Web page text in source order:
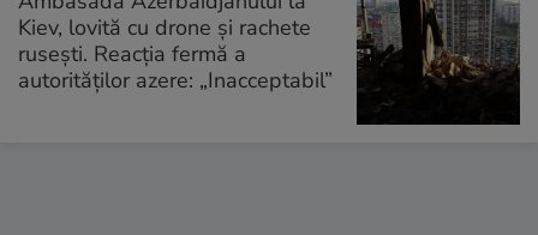
Kiev, lovită cu drone și rachete
rusești. Reacția fermă a
autorităților azere: „Inacceptabil”